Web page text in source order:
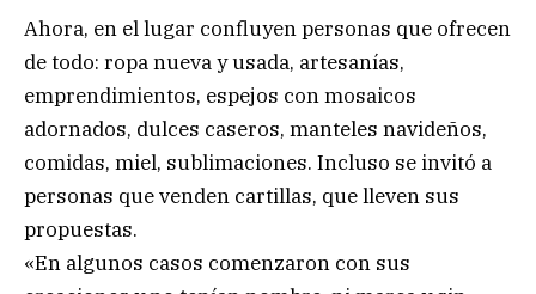
Ahora, en el lugar confluyen personas que ofrecen
de todo: ropa nueva y usada, artesanías,
emprendimientos, espejos con mosaicos
adornados, dulces caseros, manteles navideños,
comidas, miel, sublimaciones. Incluso se invitó a
personas que venden cartillas, que lleven sus
propuestas.
«En algunos casos comenzaron con sus